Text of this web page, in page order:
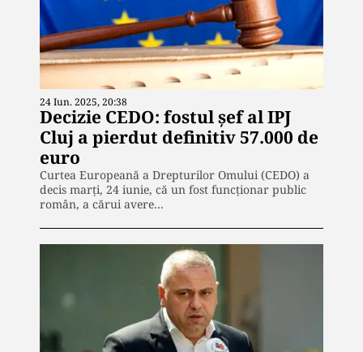
24 Iun. 2025, 20:38
Decizie CEDO: fostul șef al IPJ
Cluj a pierdut definitiv 57.000 de
euro
Curtea Europeană a Drepturilor Omului (CEDO) a
decis marți, 24 iunie, că un fost funcționar public
român, a cărui avere…